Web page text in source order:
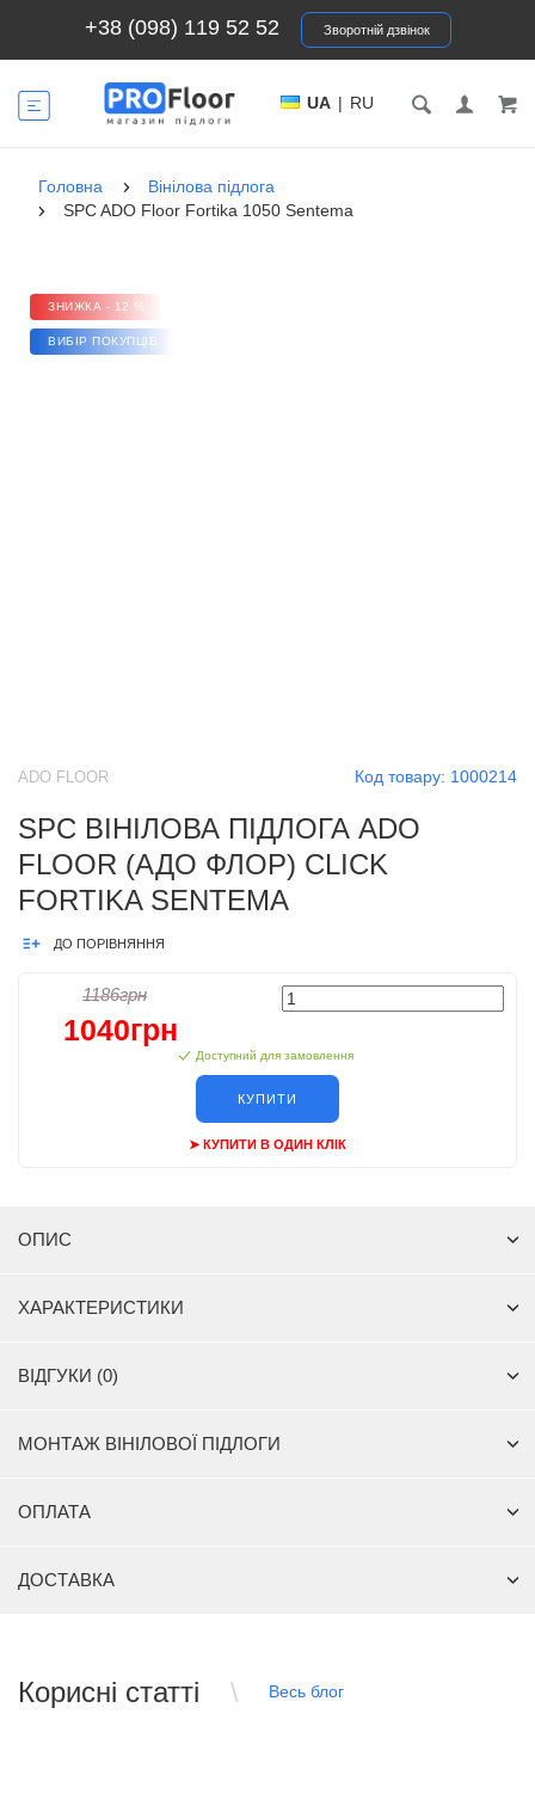
+38 (098) 119 52 52 Зворотній дзвінок
UA | RU
Головна
Вінілова підлога
SPC ADO Floor Fortika 1050 Sentema
ЗНИЖКА - 12 %
ВИБІР ПОКУПЦІВ
Код товару: 1000214
ADO FLOOR
SPC ВІНІЛОВА ПІДЛОГА ADO
FLOOR (АДО ФЛОР) CLICK
FORTIKA SENTEMA
ДО ПОРІВНЯННЯ
1186грн
1040грн
Доступний для замовлення
КУПИТИ
➤ КУПИТИ В ОДИН КЛІК
ОПИС
ХАРАКТЕРИСТИКИ
ВІДГУКИ (0)
МОНТАЖ ВІНІЛОВОЇ ПІДЛОГИ
ОПЛАТА
ДОСТАВКА
Корисні статті Весь блог